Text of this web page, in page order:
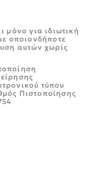
μόνο για ιδιωτική
οποιονδήποτε
αυτών χωρίς
τύπου
Πιστοποίησης